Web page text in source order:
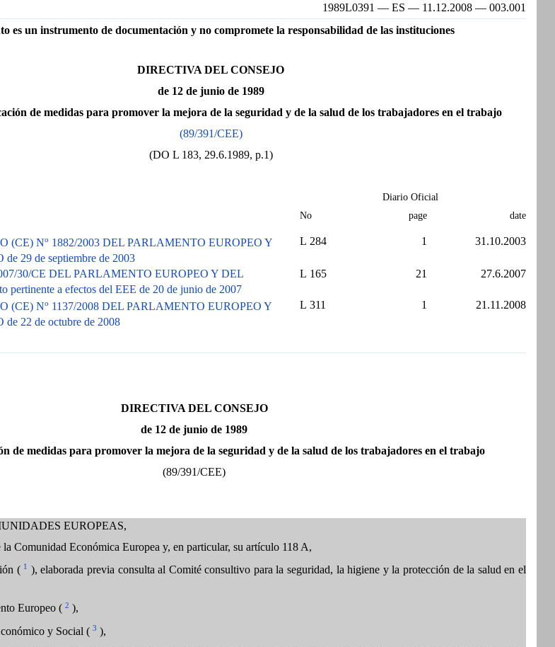
1989L0391 — ES — 11.12.2008 — 003.001
es un instrumento de documentación y no compromete la responsabilidad de las instituciones
DIRECTIVA DEL CONSEJO
de 12 de junio de 1989
de medidas para promover la mejora de la seguridad y de la salud de los trabajadores en el trabajo
(89/391/CEE)
(DO L 183, 29.6.1989, p.1)
Diario Oficial
No
page date
(CE) No 1882/2003 DEL PARLAMENTO EUROPEO Y
29 de septiembre de 2003
L 284 1 31.10.2003
30/CE DEL PARLAMENTO EUROPEO Y DEL
pertinente a efectos del EEE de 20 de junio de 2007
L 165 21 27.6.2007
(CE) No 1137/2008 DEL PARLAMENTO EUROPEO Y
de 22 de octubre de 2008
L 311 1 21.11.2008
DIRECTIVA DEL CONSEJO
de 12 de junio de 1989
de medidas para promover la mejora de la seguridad y de la salud de los trabajadores en el trabajo
(89/391/CEE)
EUROPEAS,
Comunidad Económica Europea y, en particular, su artículo 118 A,
( 1 ), elaborada previa consulta al Comité consultivo para la seguridad, la higiene y la protección de la salud en el
Europeo ( 2 ),
y Social ( 3 ),